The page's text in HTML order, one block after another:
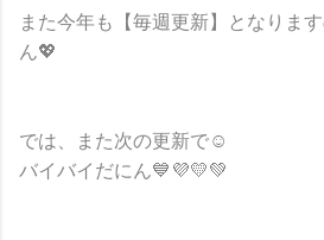
また今年も【毎週更新】となりま
ん💖
では、また次の更新で☺
バイバイだにん💙💜💛💚